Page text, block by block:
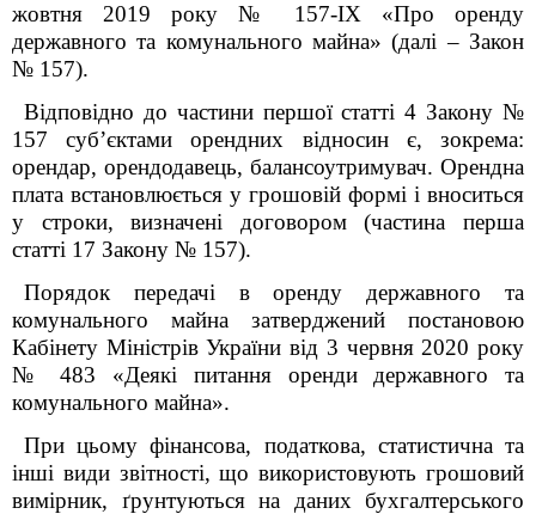
жовтня 2019 року № 157-IX «Про оренду
державного та комунального майна» (далі – Закон
№ 157).
Відповідно до частини першої статті 4 Закону №
157 суб’єктами орендних відносин є, зокрема:
орендар, орендодавець, балансоутримувач. Орендна
плата встановлюється у грошовій формі і вноситься
у строки, визначені договором (частина перша
статті 17 Закону № 157).
Порядок передачі в оренду державного та
комунального майна затверджений постановою
Кабінету Міністрів України від 3 червня 2020 року
№ 483 «Деякі питання оренди державного та
комунального майна».
При цьому фінансова, податкова, статистична та
інші види звітності, що використовують грошовий
вимірник, ґрунтуються на даних бухгалтерського